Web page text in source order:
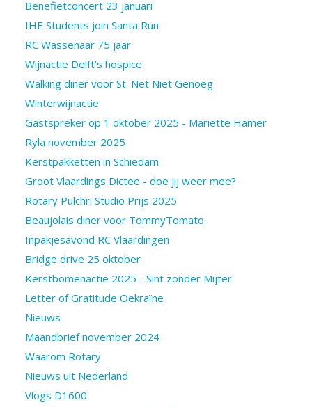
Benefietconcert 23 januari
IHE Students join Santa Run
RC Wassenaar 75 jaar
Wijnactie Delft's hospice
Walking diner voor St. Net Niet Genoeg
Winterwijnactie
Gastspreker op 1 oktober 2025 - Mariëtte Hamer
Ryla november 2025
Kerstpakketten in Schiedam
Groot Vlaardings Dictee - doe jij weer mee?
Rotary Pulchri Studio Prijs 2025
Beaujolais diner voor TommyTomato
Inpakjesavond RC Vlaardingen
Bridge drive 25 oktober
Kerstbomenactie 2025 - Sint zonder Mijter
Letter of Gratitude Oekraïne
Nieuws
Maandbrief november 2024
Waarom Rotary
Nieuws uit Nederland
Vlogs D1600